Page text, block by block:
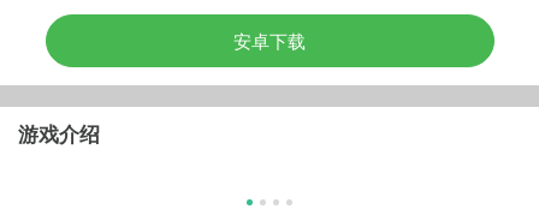
安卓下载
游戏介绍